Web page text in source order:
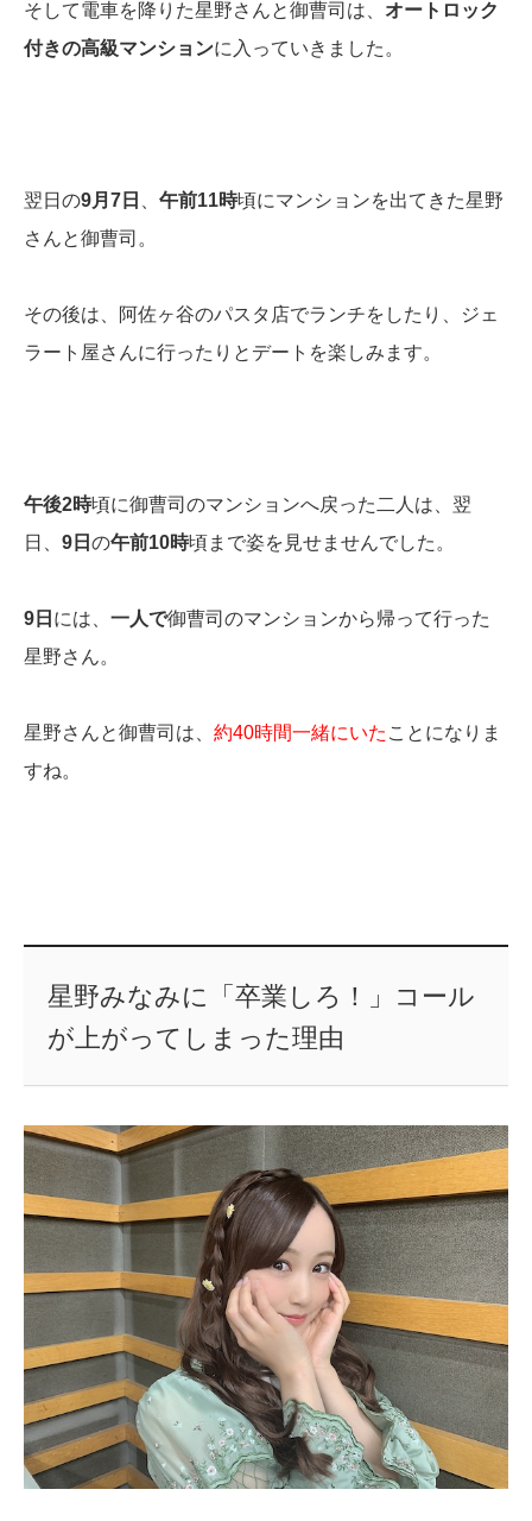
そして電車を降りた星野さんと御曹司は、 オートロック
付きの高級マンションに入っていきました。
翌日の9月7日 午前11時頃にマンションを出てきた星野
さんと御曹司。
その後は、阿佐ヶ谷のパスタ店でランチをしたり、ジェ
ラート屋さんに行ったりとデートを楽しみます。
午後2時頃に御曹司のマンションへ戻った二人は、翌
日、 9日 の午前10時頃まで姿を見せませんでした。
9日 には、 一人で御曹司のマンションから帰って行った
星野さん。
星野さんと御曹司は、 約40時間一緒にいた ことになりま
すね。
星野みなみに「卒業しろ！」コール
が上がってしまった理由